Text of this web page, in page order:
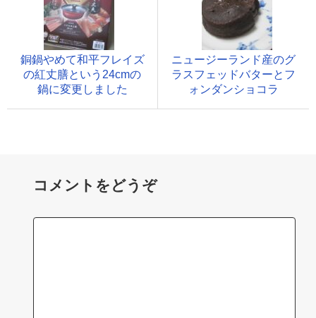
銅鍋やめて和平フレイズ
の紅丈膳という24cmの
鍋に変更しました
ニュージーランド産のグ
ラスフェッドバターとフ
ォンダンショコラ
コメントをどうぞ